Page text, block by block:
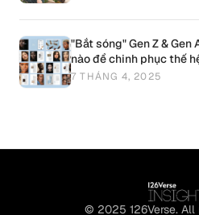
"Bắt sóng" Gen Z &
nào để chinh phục thế
7 THÁNG 4, 2025
© 2025 126Verse. All